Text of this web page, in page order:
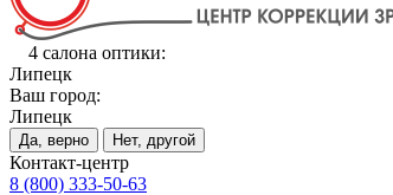
4 салона оптики:
Липецк
Ваш город:
Липецк
Да, верно Нет, другой
Контакт-центр
8 (800) 333-50-63